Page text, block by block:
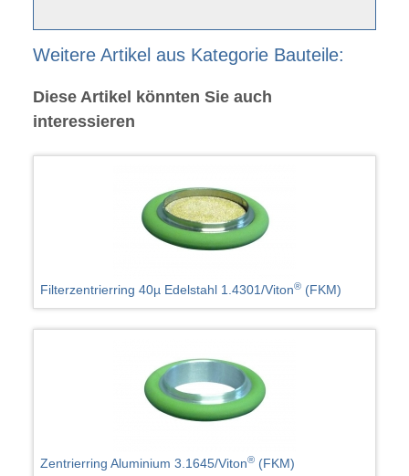
Weitere Artikel aus Kategorie Bauteile:
Diese Artikel könnten Sie auch
interessieren
Filterzentrierring 40µ Edelstahl 1.4301/Viton® (FKM)
Zentrierring Aluminium 3.1645/Viton® (FKM)